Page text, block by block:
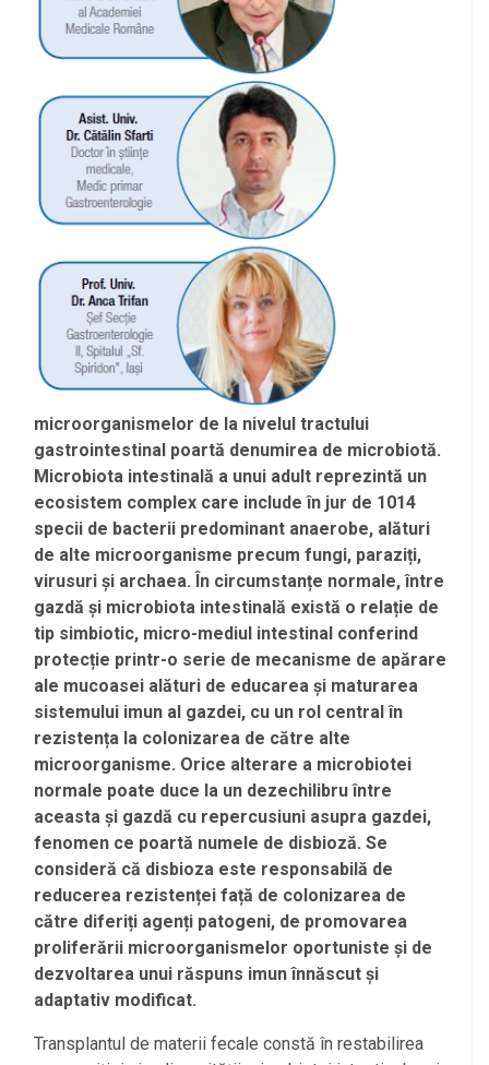
microorganismelor de la nivelul tractului
gastrointestinal poartă denumirea de microbiotă.
Microbiota intestinală a unui adult reprezintă un
ecosistem complex care include în jur de 1014
specii de bacterii predominant anaerobe, alături
de alte microorganisme precum fungi, paraziți,
virusuri și archaea. În circumstanțe normale, între
gazdă și microbiota intestinală există o relație de
tip simbiotic, micro-mediul intestinal conferind
protecție printr-o serie de mecanisme de apărare
ale mucoasei alături de educarea și maturarea
sistemului imun al gazdei, cu un rol central în
rezistența la colonizarea de către alte
microorganisme. Orice alterare a microbiotei
normale poate duce la un dezechilibru între
aceasta și gazdă cu repercusiuni asupra gazdei,
fenomen ce poartă numele de disbioză. Se
consideră că disbioza este responsabilă de
reducerea rezistenței față de colonizarea de
către diferiți agenți patogeni, de promovarea
proliferării microorganismelor oportuniste și de
dezvoltarea unui răspuns imun înnăscut și
adaptativ modificat.
Transplantul de materii fecale constă în restabilirea